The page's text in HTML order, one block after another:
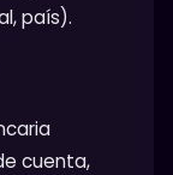
país).
cuenta,